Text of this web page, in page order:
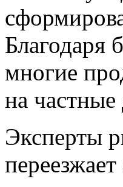
Благодаря
многие
на
Эксперты